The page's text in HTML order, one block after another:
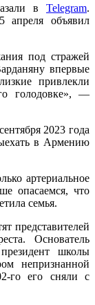
в Telegram.
апреля объявил
под стражей
впервые
привлекли
голодовке», —
2023 года
в Армению
артериальное
опасаемся, что
семья.
представителей
Основатель
школы
непризнанной
го его сняли с